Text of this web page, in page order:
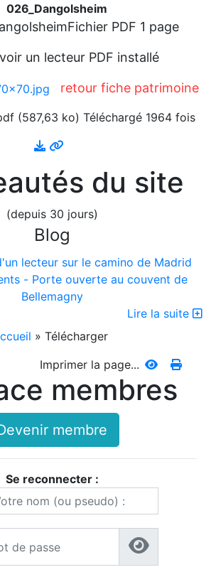
026_Dangolsheim
Fichier PDF 1 page
un lecteur PDF installé
retour fiche patrimoine
(587,63 ko) Téléchargé 1964 fois
du site
(depuis 30 jours)
Blog
lecteur sur le camino de Madrid
- Porte ouverte au couvent de
Bellemagny
Lire la suite
» Télécharger
Imprimer la page...
membres
membre
Se reconnecter :